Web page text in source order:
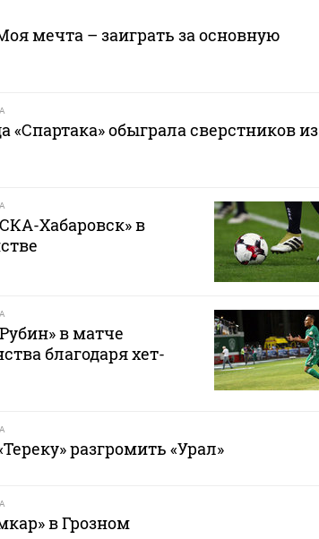
мечта – заиграть за основную
обыграла сверстников из
Хабаровск» в
в матче
благодаря хет-
разгромить «Урал»
в Грозном